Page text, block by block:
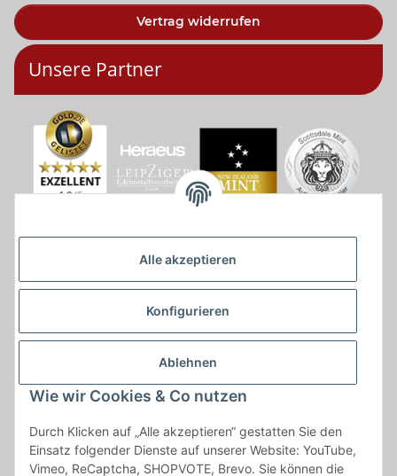
Alle akzeptieren
Konfigurieren
Ablehnen
Wie wir Cookies & Co nutzen
Durch Klicken auf „Alle akzeptieren“ gestatten Sie den
Einsatz folgender Dienste auf unserer Website: YouTube,
Vimeo, ReCaptcha, SHOPVOTE, Brevo. Sie können die
Vertrag widerrufen
Unsere Partner
* * Lieferzeiten gelten ab Zahlungseingang und innerhalb
Deutschland.Irrtümer vorbehalten. Angaben zur
Auflagenhöhe, Durchmesser, etc. werden nicht garantiert. Der